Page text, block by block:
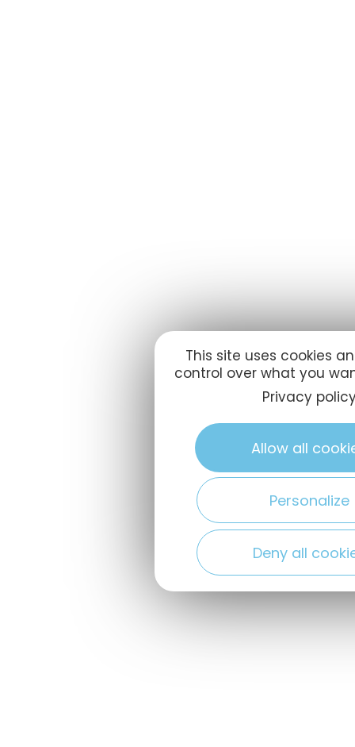
This site uses cookies
control over what you
Privacy
Allow all
Personalize
Deny all